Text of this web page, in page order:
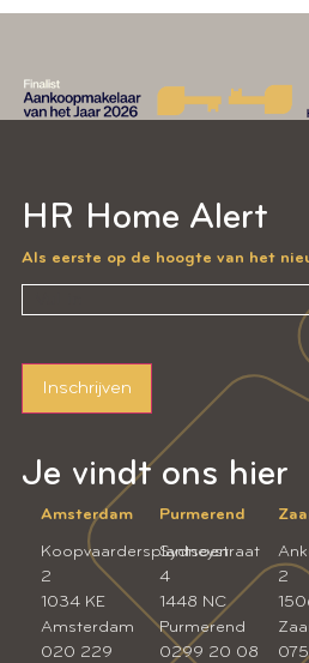
Je vindt ons hier
Amsterdam
Koopvaardersplantsoen
2
1034 KE
Amsterdam
020 229
Purmerend
Sydneystraat
4
1448 NC
Purmerend
0299 20 08
2
HR Home Alert
Als eerste op de hoogte van het
Inschrijven